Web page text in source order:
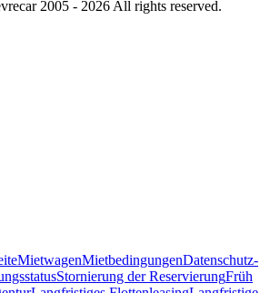
2005 - 2026 All rights reserved.
MietwagenMietbedingungenDatenschutz-
Stornierung der ReservierungFrüh